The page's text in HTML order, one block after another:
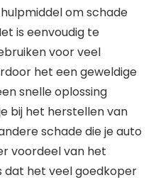
om schade
is eenvoudig te
voor veel
het een geweldige
snelle oplossing
bij het herstellen van
schade die je auto
voordeel van het
dat het veel goedkoper